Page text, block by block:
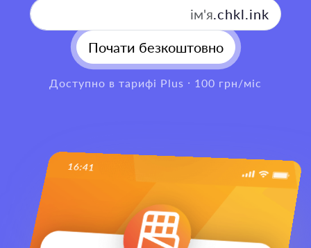
.chkl.ink
Почати безкоштовно
Доступно в тарифі Plus · 100 грн/міс
16:41